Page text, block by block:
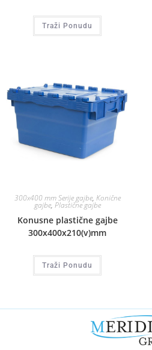
Traži Ponudu
300x400 mm Serije gajbe, Konične
gajbe, Plastične gajbe
Konusne plastične gajbe
300x400x210(v)mm
Traži Ponudu